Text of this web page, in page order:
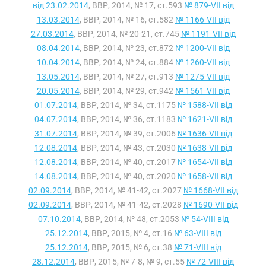
від 23.02.2014, ВВР, 2014, № 17, ст.593 № 879-VII від
13.03.2014, ВВР, 2014, № 16, ст.582 № 1166-VII від
27.03.2014, ВВР, 2014, № 20-21, ст.745 № 1191-VII від
08.04.2014, ВВР, 2014, № 23, ст.872 № 1200-VII від
10.04.2014, ВВР, 2014, № 24, ст.884 № 1260-VII від
13.05.2014, ВВР, 2014, № 27, ст.913 № 1275-VII від
20.05.2014, ВВР, 2014, № 29, ст.942 № 1561-VII від
01.07.2014, ВВР, 2014, № 34, ст.1175 № 1588-VII від
04.07.2014, ВВР, 2014, № 36, ст.1183 № 1621-VII від
31.07.2014, ВВР, 2014, № 39, ст.2006 № 1636-VII від
12.08.2014, ВВР, 2014, № 43, ст.2030 № 1638-VII від
12.08.2014, ВВР, 2014, № 40, ст.2017 № 1654-VII від
14.08.2014, ВВР, 2014, № 40, ст.2020 № 1658-VII від
02.09.2014, ВВР, 2014, № 41-42, ст.2027 № 1668-VII від
02.09.2014, ВВР, 2014, № 41-42, ст.2028 № 1690-VII від
07.10.2014, ВВР, 2014, № 48, ст.2053 № 54-VIII від
25.12.2014, ВВР, 2015, № 4, ст.16 № 63-VIII від
25.12.2014, ВВР, 2015, № 6, ст.38 № 71-VIII від
28.12.2014, ВВР, 2015, № 7-8, № 9, ст.55 № 72-VIII від